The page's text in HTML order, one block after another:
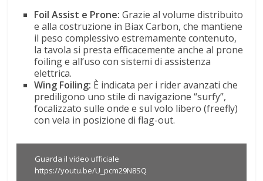
Foil Assist e Prone: Grazie al volume distribuito
e alla costruzione in Biax Carbon, che mantiene
il peso complessivo estremamente contenuto,
la tavola si presta efficacemente anche al prone
foiling e all’uso con sistemi di assistenza
elettrica.
Wing Foiling: È indicata per i rider avanzati che
prediligono uno stile di navigazione “surfy”,
focalizzato sulle onde e sul volo libero (freefly)
con vela in posizione di flag-out.
Guarda il video ufficiale
https://youtu.be/U_pcm29N8SQ